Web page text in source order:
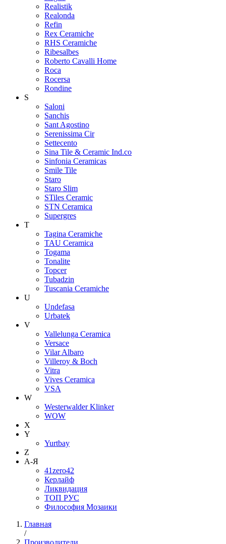
Realistik
Realonda
Refin
Rex Ceramiche
RHS Ceramiche
Ribesalbes
Roberto Cavalli Home
Roca
Rocersa
Rondine
S
Saloni
Sanchis
Sant Agostino
Serenissima Cir
Settecento
Sina Tile & Ceramic Ind.co
Sinfonia Ceramicas
Smile Tile
Staro
Staro Slim
STiles Ceramic
STN Ceramica
Supergres
T
Tagina Ceramiche
TAU Ceramica
Togama
Tonalite
Topcer
Tubadzin
Tuscania Ceramiche
U
Undefasa
Urbatek
V
Vallelunga Ceramica
Versace
Vilar Albaro
Villeroy & Boch
Vitra
Vives Ceramica
VSA
W
Westerwalder Klinker
WOW
X
Y
Yurtbay
Z
А-Я
41zero42
Керлайф
Ликвидация
ТОП РУС
Философия Мозаики
Главная
/
Производители